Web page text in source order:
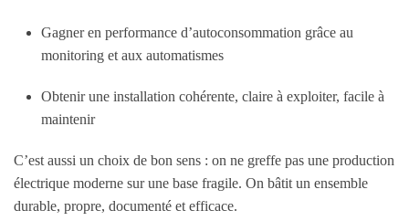
Gagner en performance d’autoconsommation grâce au
monitoring et aux automatismes
Obtenir une installation cohérente, claire à exploiter, facile à
maintenir
C’est aussi un choix de bon sens : on ne greffe pas une production
électrique moderne sur une base fragile. On bâtit un ensemble
durable, propre, documenté et efficace.